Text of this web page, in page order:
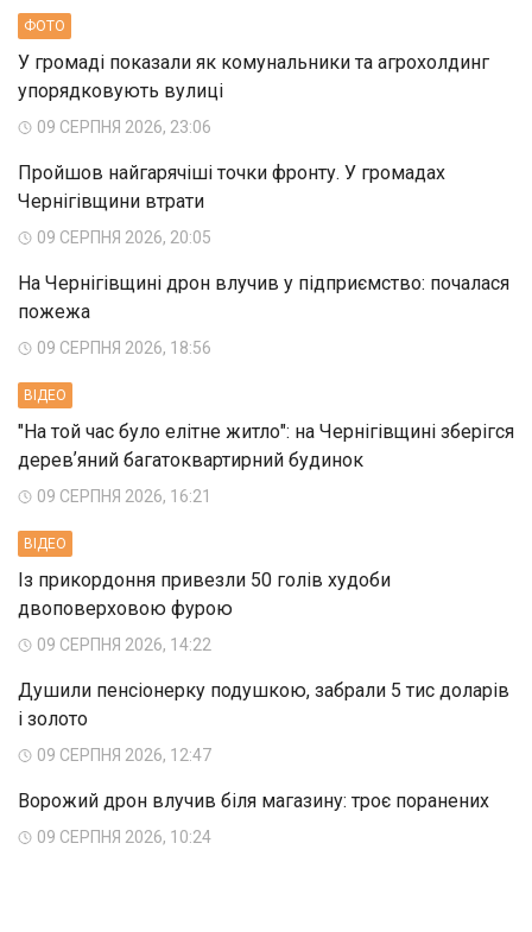
ФОТО
У громаді показали як комунальники та агрохолдинг
упорядковують вулиці
09 СЕРПНЯ 2026, 23:06
Пройшов найгарячіші точки фронту. У громадах
Чернігівщини втрати
09 СЕРПНЯ 2026, 20:05
На Чернігівщині дрон влучив у підприємство: почалася
пожежа
09 СЕРПНЯ 2026, 18:56
ВIДЕО
"На той час було елітне житло": на Чернігівщині зберігся
деревʼяний багатоквартирний будинок
09 СЕРПНЯ 2026, 16:21
ВIДЕО
Із прикордоння привезли 50 голів худоби
двоповерховою фурою
09 СЕРПНЯ 2026, 14:22
Душили пенсіонерку подушкою, забрали 5 тис доларів
і золото
09 СЕРПНЯ 2026, 12:47
Ворожий дрон влучив біля магазину: троє поранених
09 СЕРПНЯ 2026, 10:24